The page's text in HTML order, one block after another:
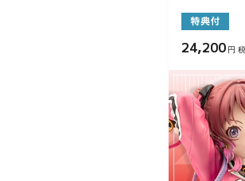
24,200 円